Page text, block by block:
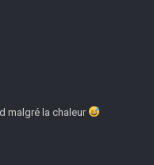
malgré la chaleur